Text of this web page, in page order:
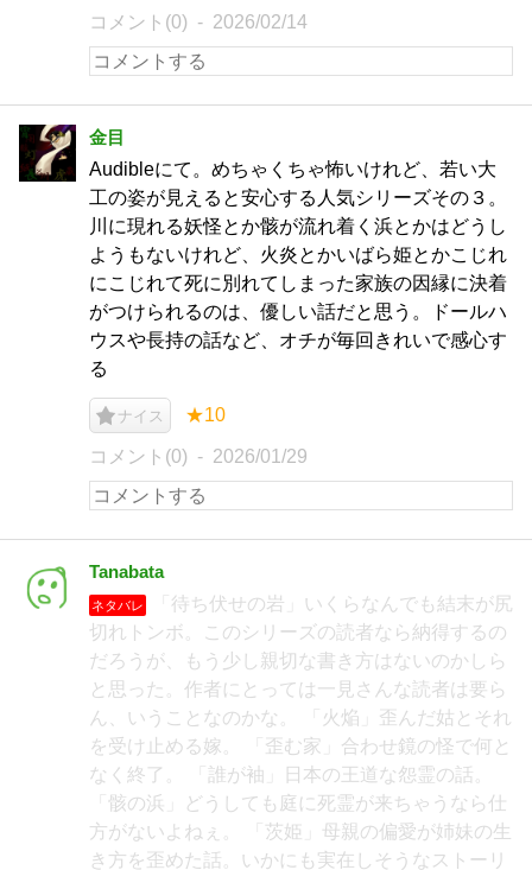
コメント(0) 2026/02/14
金目
Audibleにて。めちゃくちゃ怖いけれど、若い大
工の姿が見えると安心する人気シリーズその３。
川に現れる妖怪とか骸が流れ着く浜とかはどうし
ようもないけれど、火炎とかいばら姫とかこじれ
にこじれて死に別れてしまった家族の因縁に決着
がつけられるのは、優しい話だと思う。ドールハ
ウスや長持の話など、オチが毎回きれいで感心す
る
ナイス ★10
コメント(0) 2026/01/29
Tanabata
ネタバレ
「待ち伏せの岩」いくらなんでも結末が尻
切れトンボ。このシリーズの読者なら納得するの
だろうが、もう少し親切な書き方はないのかしら
と思った。作者にとっては一見さんな読者は要ら
ん、いうことなのかな。 「火焔」歪んだ姑とそれ
を受け止める嫁。 「歪む家」合わせ鏡の怪で何と
なく終了。 「誰が袖」日本の王道な怨霊の話。
「骸の浜」どうしても庭に死霊が来ちゃうなら仕
方がないよねぇ。 「茨姫」母親の偏愛が姉妹の生
き方を歪めた話。いかにも実在しそうなストーリ